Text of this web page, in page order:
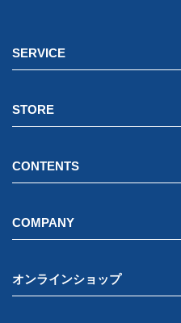
SERVICE
STORE
CONTENTS
COMPANY
オンラインショップ